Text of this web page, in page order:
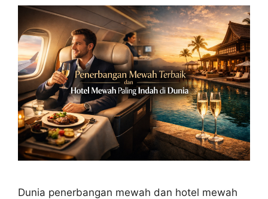
Dunia penerbangan mewah dan hotel mewah